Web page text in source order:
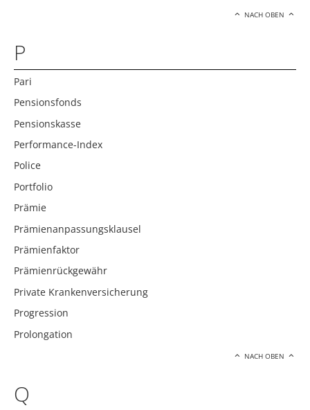
NACH OBEN
P
Pari
Pensionsfonds
Pensionskasse
Performance-Index
Police
Portfolio
Prämie
Prämienanpassungsklausel
Prämienfaktor
Prämienrückgewähr
Private Krankenversicherung
Progression
Prolongation
NACH OBEN
Q